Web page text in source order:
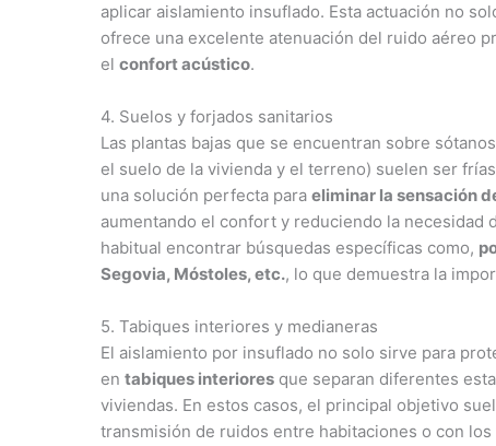
aplicar aislamiento insuflado. Esta actuación no
ofrece una excelente atenuación del ruido aéreo
el confort acústico.
4. Suelos y forjados sanitarios
Las plantas bajas que se encuentran sobre
el suelo de la vivienda y el terreno) suelen ser
una solución perfecta para eliminar la sensación
aumentando el confort y reduciendo la necesidad
habitual encontrar búsquedas específicas como,
Segovia, Móstoles, etc., lo que demuestra la
5. Tabiques interiores y medianeras
El aislamiento por insuflado no solo sirve para
en tabiques interiores que separan diferentes
viviendas. En estos casos, el principal objetivo
transmisión de ruidos entre habitaciones o con